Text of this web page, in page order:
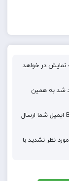
نمایش در خواهد
شد به همین
ممکن است ایمیل ارسالی به پوشه اسپم یا Bulk ایمیل شما ارسال
نظر نشدید با